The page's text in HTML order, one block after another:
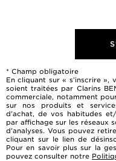
* Champ obligatoire
En cliquant sur « s’inscrire »,
soient traitées par Clarins
commerciale, notamment
sur nos produits et
d’achat, de vos habitudes
par affichage sur les réseaux
d’analyses. Vous pouvez
cliquant sur le lien de
Pour en savoir plus sur la
pouvez consulter notre